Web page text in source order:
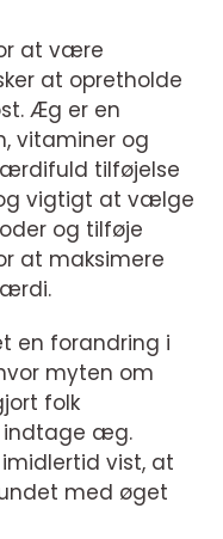
at være
at opretholde
Æg er en
vitaminer og
tilføjelse
vigtigt at vælge
og tilføje
at maksimere
en forandring i
myten om
folk
indtage æg.
vist, at
med øget